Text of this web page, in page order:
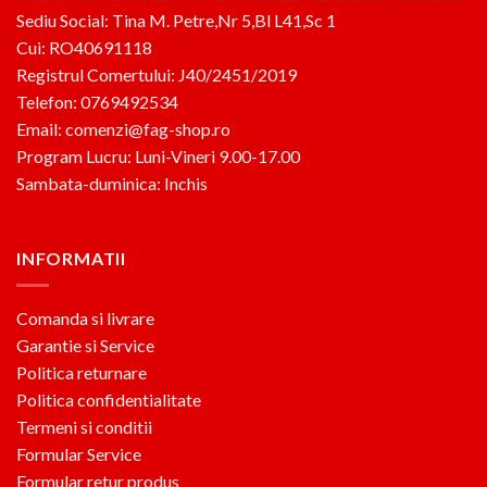
Sediu Social: Tina M. Petre,Nr 5,Bl L41,Sc 1
Cui: RO40691118
Registrul Comertului: J40/2451/2019
Telefon: 0769492534
Email: comenzi@fag-shop.ro
Program Lucru: Luni-Vineri 9.00-17.00
Sambata-duminica: Inchis
INFORMATII
Comanda si livrare
Garantie si Service
Politica returnare
Politica confidentialitate
Termeni si conditii
Formular Service
Formular retur produs